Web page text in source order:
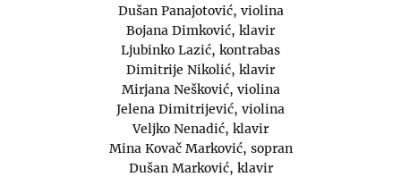
Dušan Panajotović, violina
Bojana Dimković, klavir
Ljubinko Lazić, kontrabas
Dimitrije Nikolić, klavir
Mirjana Nešković, violina
Jelena Dimitrijević, violina
Veljko Nenadić, klavir
Mina Kovač Marković, sopran
Dušan Marković, klavir